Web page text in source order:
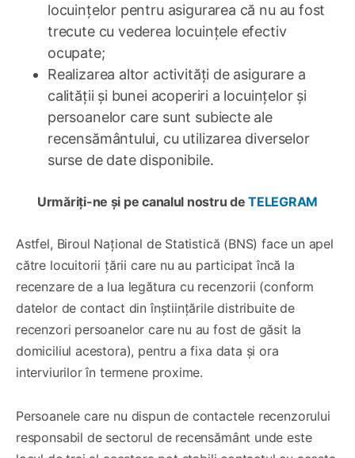
locuințelor pentru asigurarea că nu au fost
trecute cu vederea locuințele efectiv
ocupate;
Realizarea altor activități de asigurare a
calității și bunei acoperiri a locuințelor și
persoanelor care sunt subiecte ale
recensământului, cu utilizarea diverselor
surse de date disponibile.
Urmăriți-ne și pe canalul nostru deTELEGRAM
Astfel, Biroul Național de Statistică (BNS) face un apel
către locuitorii țării care nu au participat încă la
recenzare de a lua legătura cu recenzorii (conform
datelor de contact din înștiințările distribuite de
recenzori persoanelor care nu au fost de găsit la
domiciliul acestora), pentru a fixa data și ora
interviurilor în termene proxime.
Persoanele care nu dispun de contactele recenzorului
responsabil de sectorul de recensământ unde este